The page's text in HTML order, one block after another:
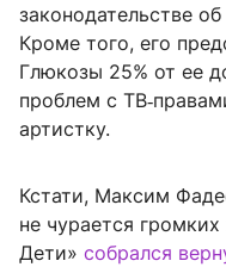
законодательстве
Кроме того, его
Глюкозы 25% от ее
проблем с
артистку.
Кстати, Максим
не чурается
Дети» собрался